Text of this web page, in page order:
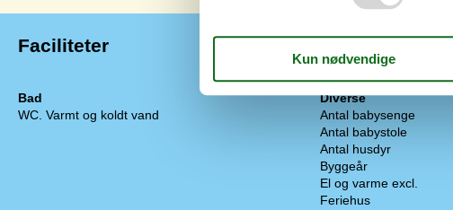
Faciliteter
Bad
WC. Varmt og koldt vand
Diverse
Antal babysenge
Antal babystole
Antal husdyr
Byggeår
El og varme excl.
Feriehus